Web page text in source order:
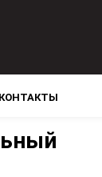
КОНТАКТЫ